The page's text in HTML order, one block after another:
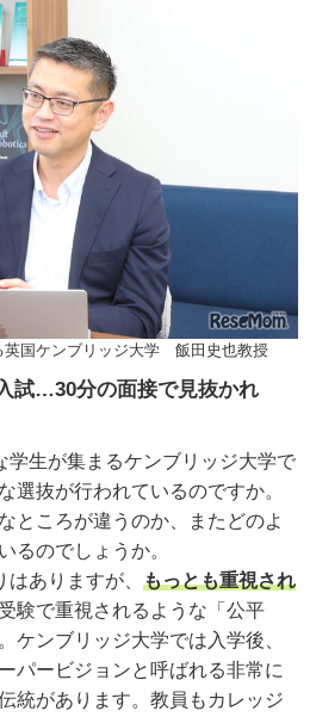
英国ケンブリッジ大学 飯田史也教授
試…30分の面接で見抜かれ
学生が集まるケンブリッジ大学で
選抜が行われているのですか。
ところが違うのか、またどのよ
るのでしょうか。
ありますが、 もっとも重視され
験で重視されるような「公平
ケンブリッジ大学では入学後、
パービジョンと呼ばれる非常に
統があります。教員もカレッジ